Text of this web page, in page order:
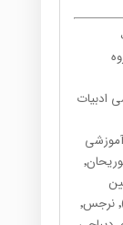
ادبیات
آموزشی
برتر سراسر کشور از جمله: انرژی اتمی٬ ابوریحان٬
مهرآیین
دختران٬ فرزانگان٬ سلام سبز٬ خیام (کرج)٬ نرجس٬